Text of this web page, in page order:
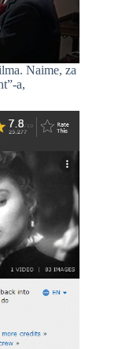
Naime, za
a,